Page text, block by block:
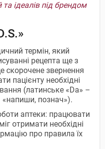
ідеалів під брендом
термін, який
рецепта ще з
скорочене звернення
пацієнту необхідні
(латинське «Dа» –
познач»).
аптеки: працювати
отримати необхідні
про правила їх